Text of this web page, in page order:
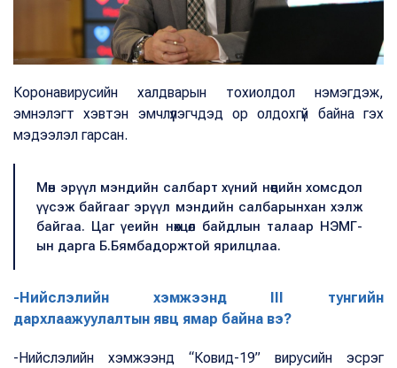
Коронавирусийн халдварын тохиолдол нэмэгдэж,
эмнэлэгт хэвтэн эмчлүүлэгчдэд ор олдохгүй байна гэх
мэдээлэл гарсан.
Мөн эрүүл мэндийн салбарт хүний нөөцийн хомсдол
үүсэж байгааг эрүүл мэндийн салбарынхан хэлж
байгаа. Цаг үеийн нөхцөл байдлын талаар НЭМГ-
ын дарга Б.Бямбадоржтой ярилцлаа.
-Нийслэлийн хэмжээнд III тунгийн
дархлаажуулалтын явц ямар байна вэ?
-Нийслэлийн хэмжээнд “Ковид-19” вирусийн эсрэг